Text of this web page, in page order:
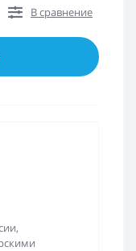
В сравнение